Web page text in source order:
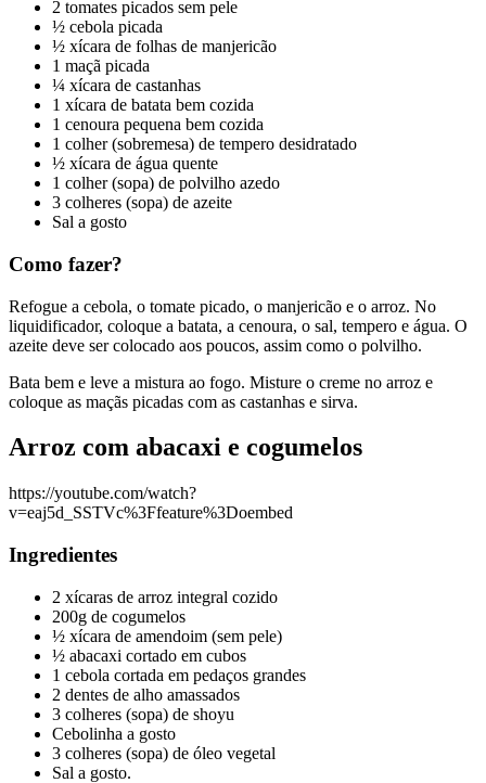
2 tomates picados sem pele
½ cebola picada
½ xícara de folhas de manjericão
1 maçã picada
¼ xícara de castanhas
1 xícara de batata bem cozida
1 cenoura pequena bem cozida
1 colher (sobremesa) de tempero desidratado
½ xícara de água quente
1 colher (sopa) de polvilho azedo
3 colheres (sopa) de azeite
Sal a gosto
Como fazer?
Refogue a cebola, o tomate picado, o manjericão e o arroz. No
liquidificador, coloque a batata, a cenoura, o sal, tempero e água. O
azeite deve ser colocado aos poucos, assim como o polvilho.
Bata bem e leve a mistura ao fogo. Misture o creme no arroz e
coloque as maçãs picadas com as castanhas e sirva.
Arroz com abacaxi e cogumelos
https://youtube.com/watch?
v=eaj5d_SSTVc%3Ffeature%3Doembed
Ingredientes
2 xícaras de arroz integral cozido
200g de cogumelos
½ xícara de amendoim (sem pele)
½ abacaxi cortado em cubos
1 cebola cortada em pedaços grandes
2 dentes de alho amassados
3 colheres (sopa) de shoyu
Cebolinha a gosto
3 colheres (sopa) de óleo vegetal
Sal a gosto.